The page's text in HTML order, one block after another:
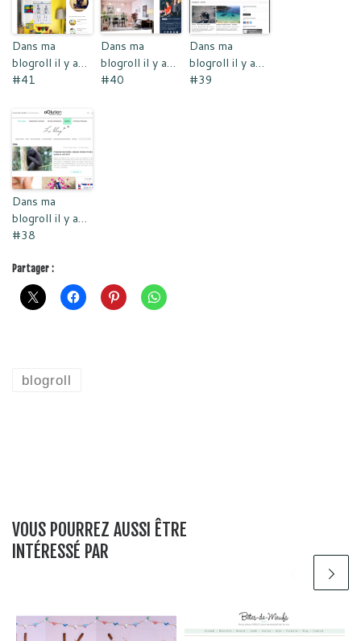
Dans ma
blogroll il y a…
#41
Dans ma
blogroll il y a…
#40
Dans ma
blogroll il y a…
#39
Dans ma
blogroll il y a…
#38
Partager :
blogroll
VOUS POURREZ AUSSI ÊTRE
INTÉRESSÉ PAR